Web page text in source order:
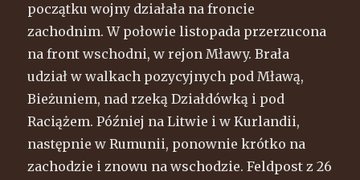
początku wojny działała na froncie
zachodnim. W połowie listopada przerzucona
na front wschodni, w rejon Mławy. Brała
udział w walkach pozycyjnych pod Mławą,
Bieżuniem, nad rzeką Działdówką i pod
Raciążem. Później na Litwie i w Kurlandii,
następnie w Rumunii, ponownie krótko na
zachodzie i znowu na wschodzie. Feldpost z 26